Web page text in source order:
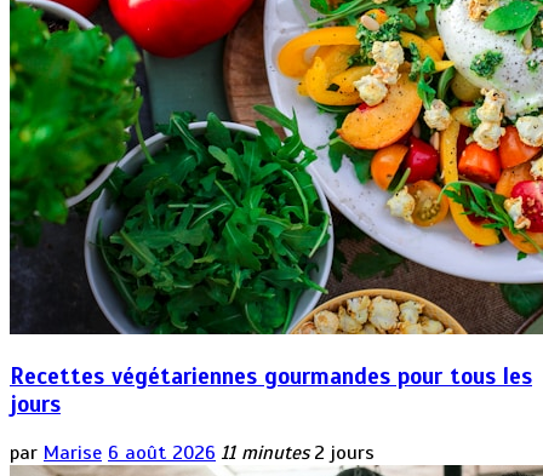
Recettes végétariennes gourmandes pour tous les
jours
par Marise 6 août 2026 11 minutes 2 jours